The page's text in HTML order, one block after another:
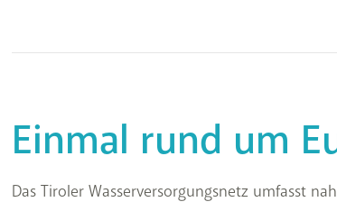
Einmal rund um
Das Tiroler Wasserversorgungsnetz umfasst